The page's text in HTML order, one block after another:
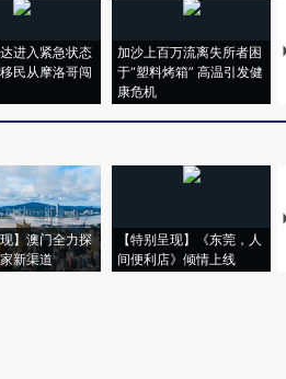
进入紧急状态
民从摩洛哥闯
加沙上百万流离失所者困
于“塑料烤箱” 高温引发健
康危机
】澳门全力探
新渠道
【特别呈现】《东莞，人
间便利店》倾情上线